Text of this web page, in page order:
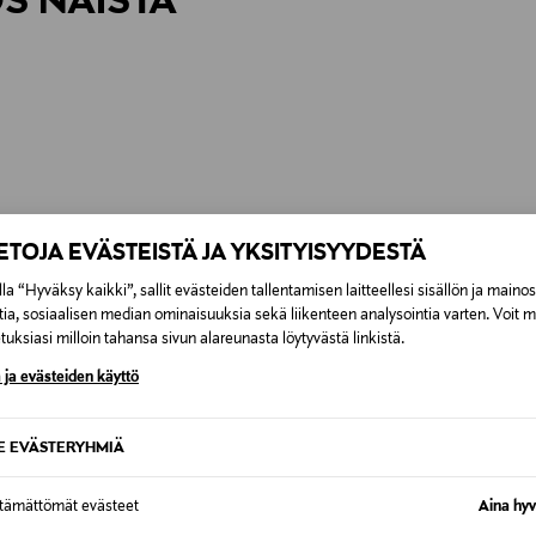
EVÄSTEISTÄ JA YKSITYISYYDESTÄ
“Hyväksy kaikki”, sallit evästeiden tallentamisen laitteellesi sisällön ja
sosiaalisen median ominaisuuksia sekä liikenteen analysointia varten. Voit
milloin tahansa sivun alareunasta löytyvästä linkistä.
ja evästeiden käyttö
EVÄSTERYHMIÄ
evästeet Aina